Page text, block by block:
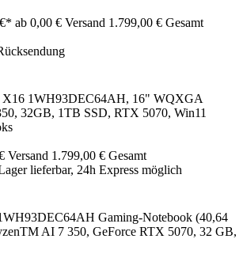
ab 0,00 € Versand 1.799,00 € Gesamt
1WH93DEC64AH, 16" WQXGA
32GB, 1TB SSD, RTX 5070, Win11
Versand 1.799,00 € Gesamt
lieferbar, 24h Express möglich
Gaming-Notebook (40,64
AI 7 350, GeForce RTX 5070, 32 GB,